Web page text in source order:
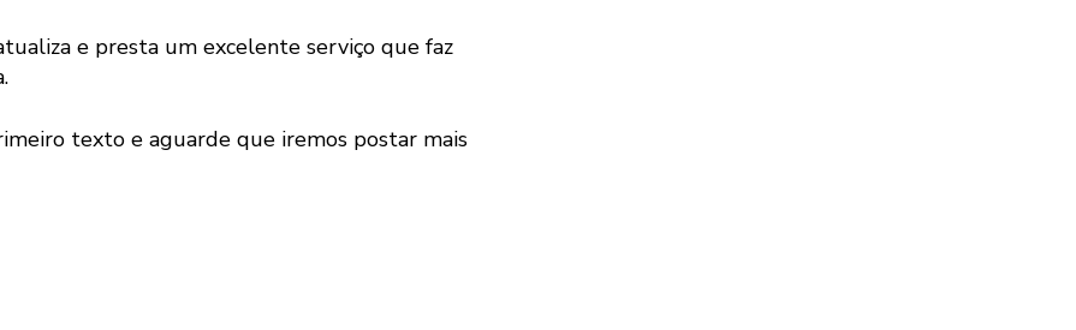
e presta um excelente serviço que faz
texto e aguarde que iremos postar mais